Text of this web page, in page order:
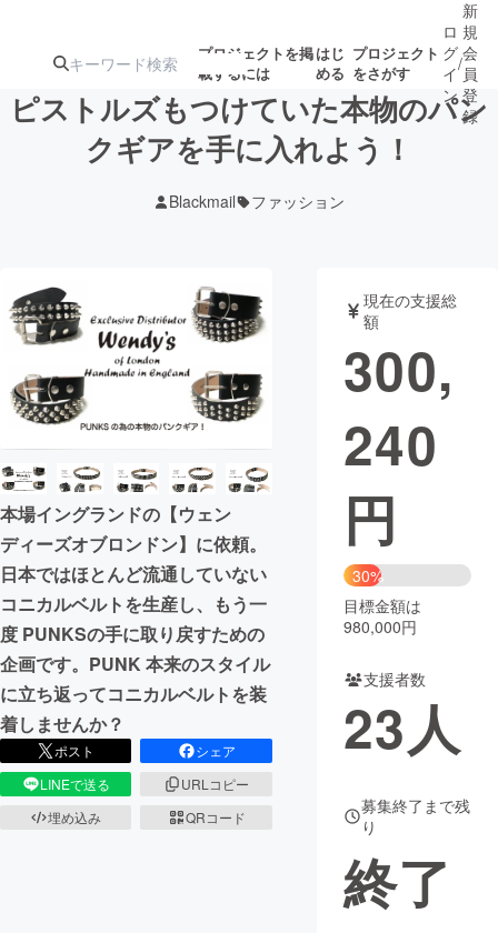
プロジェクトを掲
載するには
はじ
める
プロジェクト
をさがす
ジェクト
ロジェクト
アート・写真 音楽
テクノロジー・ガジェット ゲーム・サ
映像・映画
ビジネス・起業
まちづくり・地域活性化
CAMPFIRE for Social Good
CAMPFIRE Creation
CAMPFIREふるさと納税machi-ya コミュニティ
ロ
グ
イ
ン
/
新
規
会
員
登
録
ピストルズもつけていた本物のパン
クギアを手に入れよう！
Blackmail ファッション
本場イングランドの【ウェン
ディーズオブロンドン】に依頼。
日本ではほとんど流通していない
コニカルベルトを生産し、もう一
度 PUNKSの手に取り戻すための
企画です。PUNK 本来のスタイル
に立ち返ってコニカルベルトを装
着しませんか？
ポスト
シェア
LINEで送る
URLコピー
埋め込み
QRコード
現在の支援総
額
300,
240
円
30%
目標金額は
980,000円
支援者数
23人
募集終了まで残
り
終了